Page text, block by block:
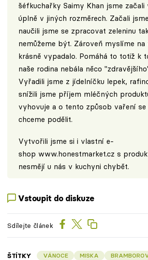
šéfkuchařky Saimy Khan jsme
úplně v jiných rozměrech. Začali
naučili jsme se zpracovat zeleninu
nemůžeme být. Zároveň myslíme
krásně vypadalo. Pomáhá to totiž k
naše rodina nebála něco
Vyřadili jsme z jídelníčku lepek,
snížili jsme příjem mléčných
vyhovuje a o tento způsob vaření se
chceme podělit.
Vytvořili jsme si i vlastní e-
shop www.honestmarket.cz s
nesmějí u nás v kuchyni chybět.
Vstoupit do diskuze
Sdílejte článek
ŠTÍTKY VÁNOCE MISKA